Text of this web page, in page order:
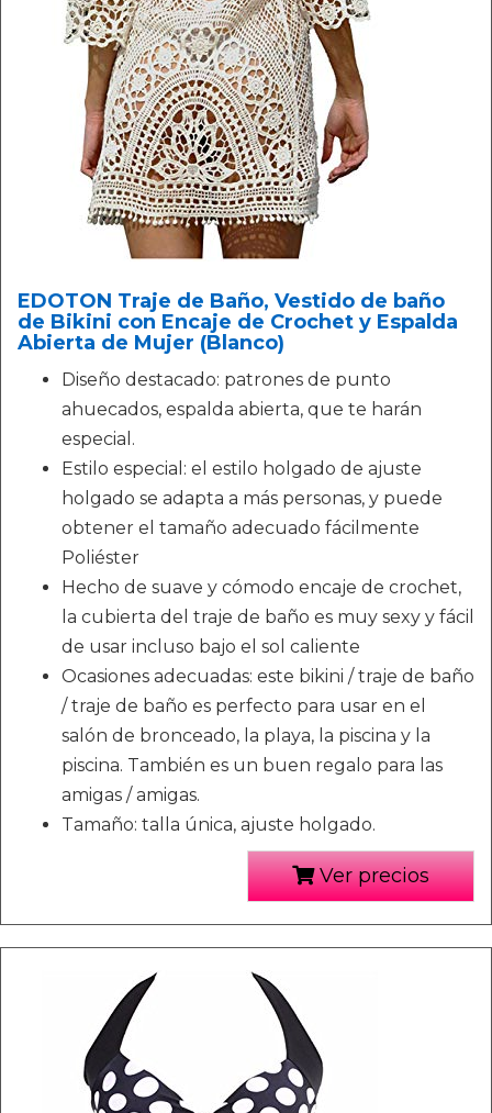
EDOTON Traje de Baño, Vestido de baño
de Bikini con Encaje de Crochet y Espalda
Abierta de Mujer (Blanco)
Diseño destacado: patrones de punto
ahuecados, espalda abierta, que te harán
especial.
Estilo especial: el estilo holgado de ajuste
holgado se adapta a más personas, y puede
obtener el tamaño adecuado fácilmente
Poliéster
Hecho de suave y cómodo encaje de crochet,
la cubierta del traje de baño es muy sexy y fácil
de usar incluso bajo el sol caliente
Ocasiones adecuadas: este bikini / traje de baño
/ traje de baño es perfecto para usar en el
salón de bronceado, la playa, la piscina y la
piscina. También es un buen regalo para las
amigas / amigas.
Tamaño: talla única, ajuste holgado.
Ver precios